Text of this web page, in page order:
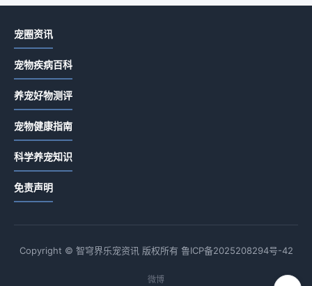
宠圈资讯
宠物疾病百科
养宠好物测评
宠物健康指南
科学养宠知识
免责声明
Copyright © 智穹界乐宠资讯 版权所有 鲁ICP备2025208294号-42
微博